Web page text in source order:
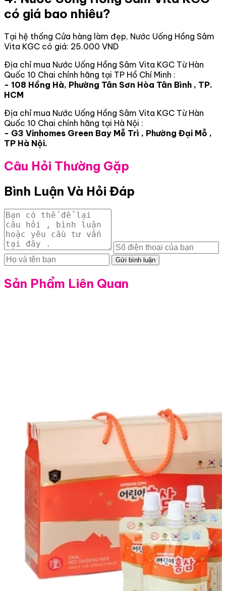
có giá bao nhiêu?
Tại hệ thống Cửa hàng làm đẹp, Nước Uống Hồng Sâm
Vita KGC có giá: 25.000 VND
Địa chỉ mua Nước Uống Hồng Sâm Vita KGC Từ Hàn
Quốc 10 Chai chính hãng tại TP Hồ Chí Minh :
- 108 Hồng Hà, Phường Tân Sơn Hòa Tân Bình , TP.
HCM
Địa chỉ mua Nước Uống Hồng Sâm Vita KGC Từ Hàn
Quốc 10 Chai chính hãng tại Hà Nội :
- G3 Vinhomes Green Bay Mễ Trì , Phường Đại Mỗ ,
TP Hà Nội.
Câu Hỏi Thường Gặp
Bình Luận Và Hỏi Đáp
Gửi bình luận
Sản Phẩm Liên Quan